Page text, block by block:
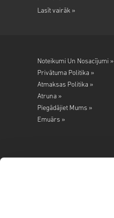
Lasīt vairāk »
Noteikumi Un Nosacījumi »
Privātuma Politika »
Atmaksas Politika »
Atruna »
Piegādājiet Mums »
Emuārs »